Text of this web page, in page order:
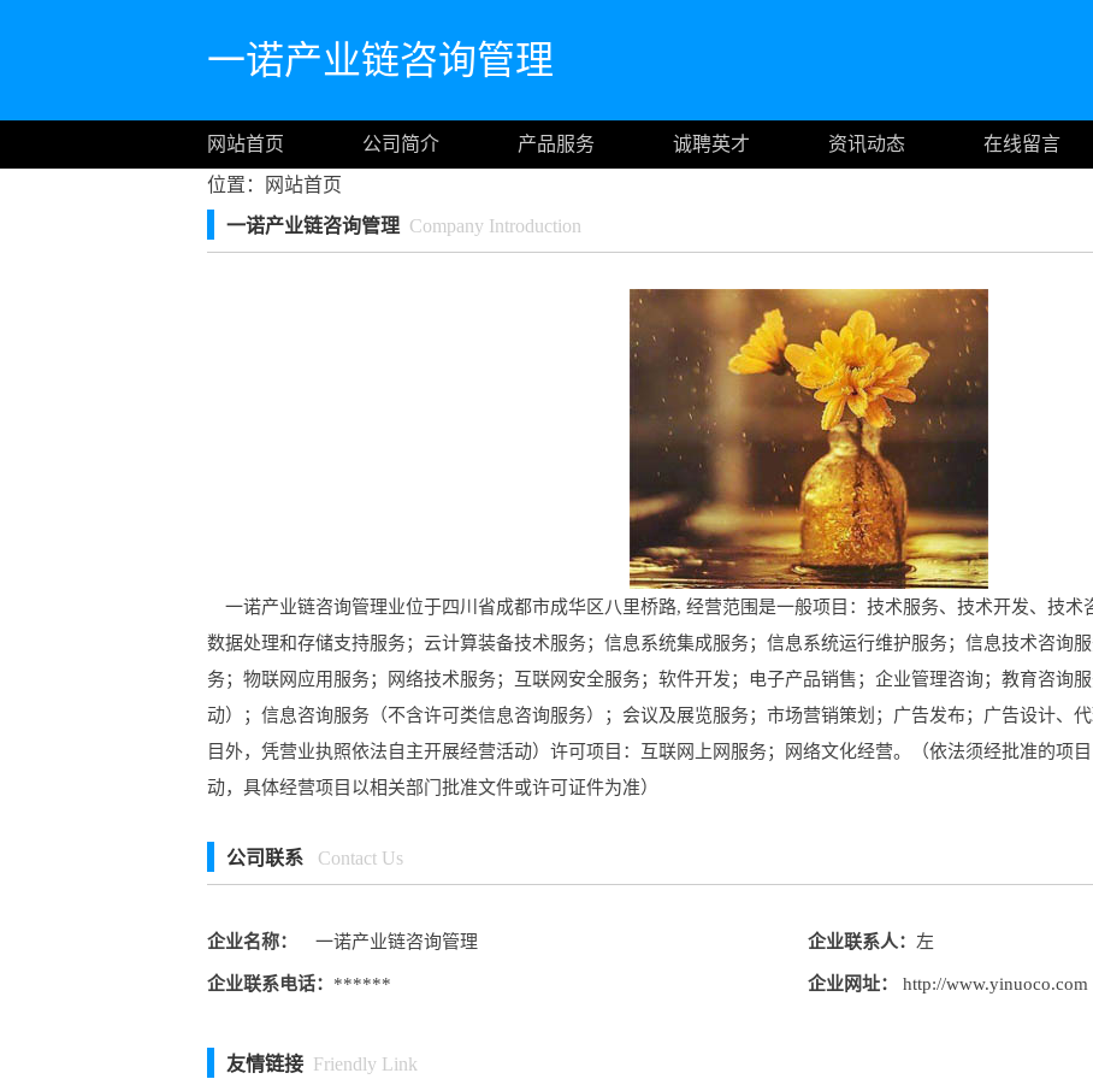
一诺产业链咨询管理
网站首页 公司简介 产品服务 诚聘英才 资讯动态 在线留言
位置：
网站首页
一诺产业链咨询管理 Company Introduction
一诺产业链咨询管理业位于四川省成都市成华区八里桥路, 经营范围是一般项目：技术服务、技术开发、技术
数据处理和存储支持服务；云计算装备技术服务；信息系统集成服务；信息系统运行维护服务；信息技术咨询
务；物联网应用服务；网络技术服务；互联网安全服务；软件开发；电子产品销售；企业管理咨询；教育咨询
动）；信息咨询服务（不含许可类信息咨询服务）；会议及展览服务；市场营销策划；广告发布；广告设计、
目外，凭营业执照依法自主开展经营活动）许可项目：互联网上网服务；网络文化经营。（依法须经批准的项
动，具体经营项目以相关部门批准文件或许可证件为准）
公司联系 Contact Us
企业名称： 一诺产业链咨询管理 企业联系人： 左
企业联系电话： ****** 企业网址： http://www.yinuoco.com
友情链接 Friendly Link